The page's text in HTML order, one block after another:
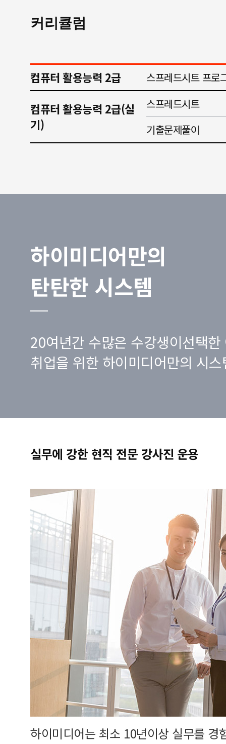
커리큘럼
컴퓨터 활용능력 2급 스프레드시트 프로
컴퓨터 활용능력 2급(실
기)
스프레드시트
기출문제풀이
하이미디어만의
탄탄한 시스템
20여년간 수많은 수강생이선택한
취업을 위한 하이미디어만의 시
실무에 강한 현직 전문 강사진 운용
하이미디어는 최소 10년이상 실무를 경